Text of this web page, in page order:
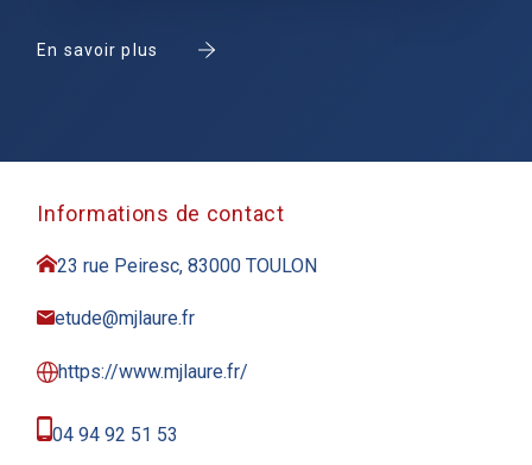
En savoir plus
Informations de contact
23 rue Peiresc, 83000 TOULON
etude@mjlaure.fr
https://www.mjlaure.fr/
04 94 92 51 53